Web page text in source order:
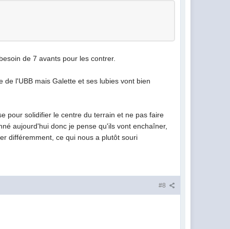
de 7 avants pour les contrer.
l'UBB mais Galette et ses lubies vont bien
pour solidifier le centre du terrain et ne pas faire
aujourd'hui donc je pense qu'ils vont enchaîner,
différemment, ce qui nous a plutôt souri
#8